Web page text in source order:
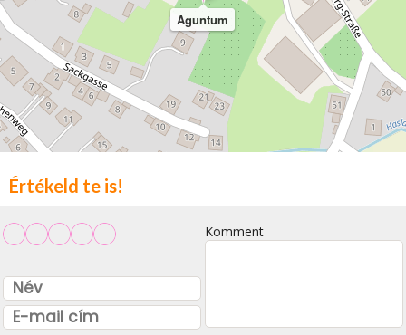
Aguntum
Értékeld te is!
Komment